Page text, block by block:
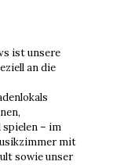
ist unsere
an die
spielen – im
mit
sowie unser